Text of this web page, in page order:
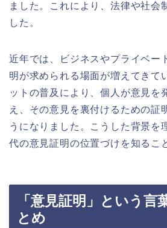
ました。これにより、法律や社会
した。
近年では、ビジネスやプライベー
明が求められる場面が増えてきて
ットの普及により、個人が意見を
え、その意見を裏付けるための証
うになりました。こうした背景を
代の意見証明の位置づけを知るこ
「意見証明」という言
とめ